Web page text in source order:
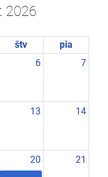
2026
štv
pia
6 7
13 14
20 21